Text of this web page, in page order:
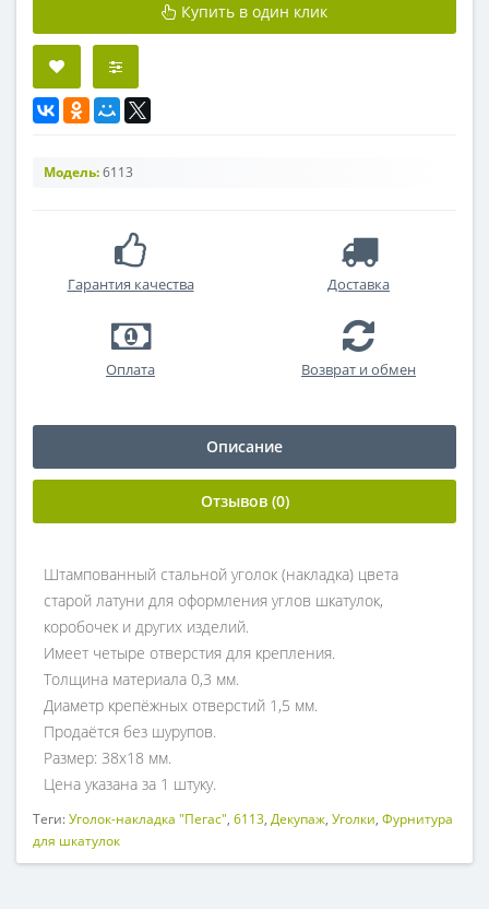
Купить в один клик
Модель:6113
Гарантия качества Доставка
Оплата Возврат и обмен
Описание
Отзывов (0)
Штампованный стальной уголок (накладка) цвета
старой латуни для оформления углов шкатулок,
коробочек и других изделий.
Имеет четыре отверстия для крепления.
Толщина материала 0,3 мм.
Диаметр крепёжных отверстий 1,5 мм.
Продаётся без шурупов.
Размер: 38х18 мм.
Цена указана за 1 штуку.
Теги:Уголок-накладка "Пегас", 6113, Декупаж, Уголки, Фурнитура
для шкатулок